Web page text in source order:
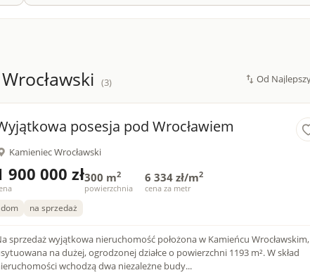
(3)
posesja pod Wrocławiem
Kamieniec Wrocławski
900 000 zł300 m2
powierzchnia
6 334 zł/m2
cena za metr
dom na sprzedaż
sprzedaż wyjątkowa nieruchomość położona w Kamieńcu Wrocławskim,
na dużej, ogrodzonej działce o powierzchni 1193 m². W skład
wchodzą dwa niezależne budy...